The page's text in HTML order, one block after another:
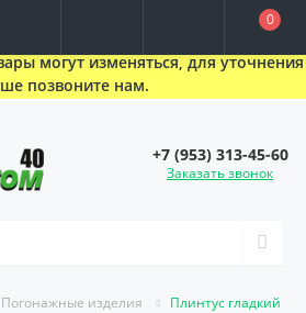
могут изменяться, для уточнения
позвоните нам.
0
+7 (953) 313-45-60
Заказать звонок
Погонажные изделия
Плинтус гладкий